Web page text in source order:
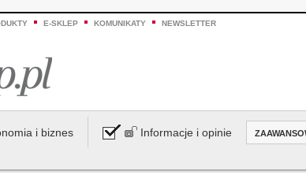
E-SKLEP KOMUNIKATY NEWSLETTER
i biznes Informacje i opinie